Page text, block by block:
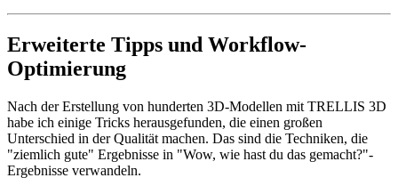
Erweiterte Tipps und Workflow-
Optimierung
Nach der Erstellung von hunderten 3D-Modellen mit TRELLIS 3D
habe ich einige Tricks herausgefunden, die einen großen
Unterschied in der Qualität machen. Das sind die Techniken, die
"ziemlich gute" Ergebnisse in "Wow, wie hast du das gemacht?"-
Ergebnisse verwandeln.